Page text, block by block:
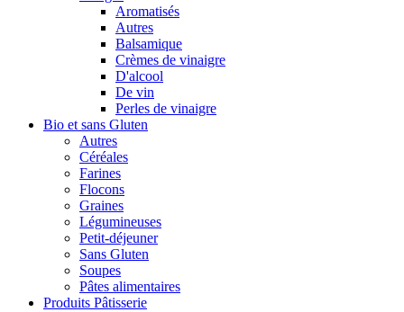
Aromatisés
Autres
Balsamique
Crèmes de vinaigre
D'alcool
De vin
Perles de vinaigre
Bio et sans Gluten
Autres
Céréales
Farines
Flocons
Graines
Légumineuses
Petit-déjeuner
Sans Gluten
Soupes
Pâtes alimentaires
Produits Pâtisserie